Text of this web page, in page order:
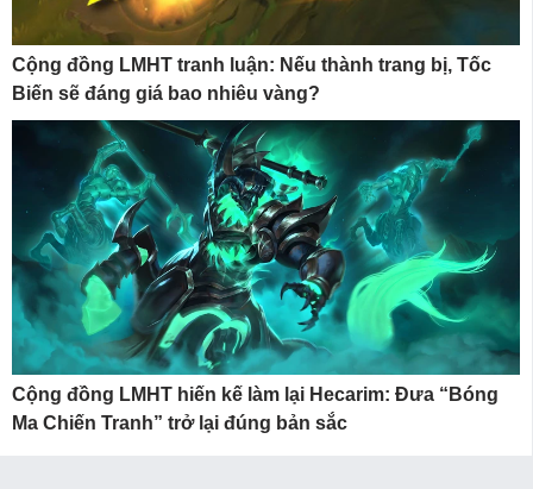
Cộng đồng LMHT tranh luận: Nếu thành trang bị, Tốc
Biến sẽ đáng giá bao nhiêu vàng?
Cộng đồng LMHT hiến kế làm lại Hecarim: Đưa “Bóng
Ma Chiến Tranh” trở lại đúng bản sắc